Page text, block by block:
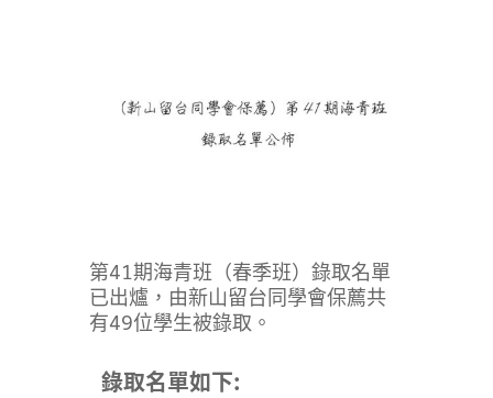
第41期海青班（春季班）錄取名單
已出爐，由新山留台同學會保薦共
有49位學生被錄取。
錄取名單如下: